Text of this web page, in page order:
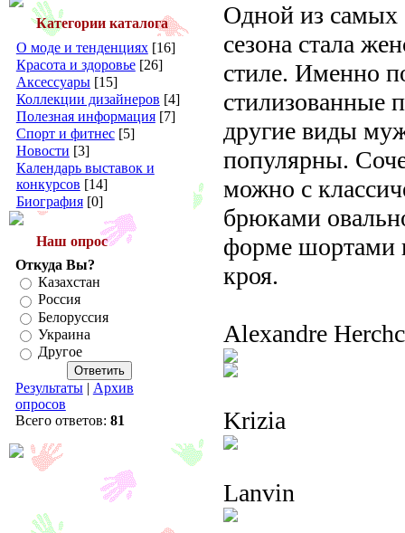
Категории каталога
О моде и тенденциях [16]
Красота и здоровье [26]
Аксессуары [15]
Коллекции дизайнеров [4]
Полезная информация [7]
Спорт и фитнес [5]
Новости [3]
Календарь выставок и
конкурсов [14]
Биография [0]
Наш опрос
Откуда Вы?
Казахстан
Россия
Белоруссия
Украина
Другое
Результаты| Архив
опросов
Всего ответов: 81
Одной из самых
сезона стала
стиле. Именно
стилизованные
другие виды
популярны.
можно с
брюками
форме шортами
кроя.
Alexandre
Krizia
Lanvin